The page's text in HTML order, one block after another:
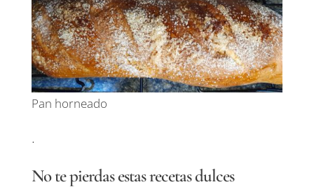
Pan horneado
.
No te pierdas estas recetas dulces